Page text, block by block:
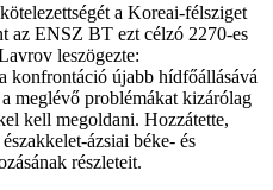
a Koreai-félsziget
az ENSZ BT ezt célzó 2270-es
leszögezte:
konfrontáció újabb hídfőállásává
meglévő problémákat kizárólag
kell megoldani. Hozzátette,
ázsiai béke- és
részleteit.